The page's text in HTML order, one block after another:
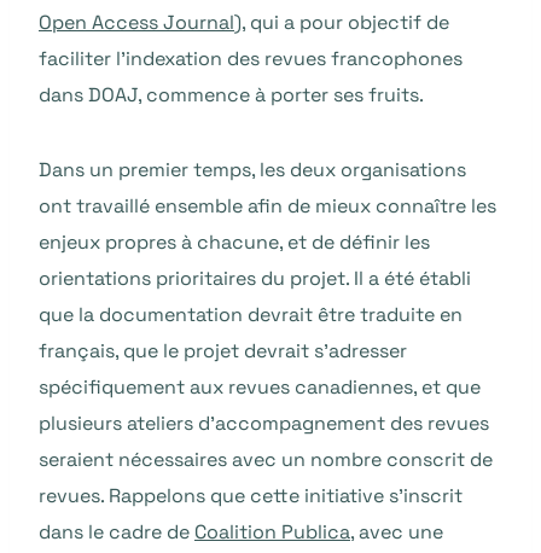
Open Access Journal), qui a pour objectif de
faciliter l’indexation des revues francophones
dans DOAJ, commence à porter ses fruits.
Dans un premier temps, les deux organisations
ont travaillé ensemble afin de mieux connaître les
enjeux propres à chacune, et de définir les
orientations prioritaires du projet. Il a été établi
que la documentation devrait être traduite en
français, que le projet devrait s’adresser
spécifiquement aux revues canadiennes, et que
plusieurs ateliers d’accompagnement des revues
seraient nécessaires avec un nombre conscrit de
revues. Rappelons que cette initiative s’inscrit
dans le cadre de Coalition Publica, avec une